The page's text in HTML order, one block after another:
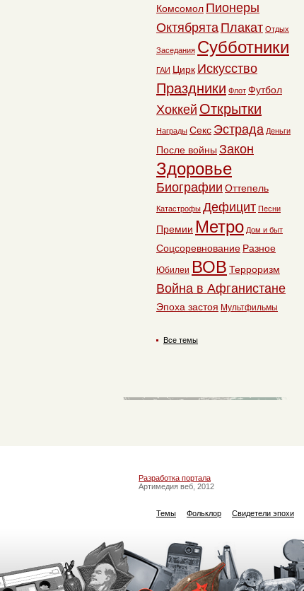
Комсомол Пионеры
Октябрята Плакат Отдых
Заседания Субботники
ГАИ Цирк Искусство
Праздники Флот Футбол
Хоккей Открытки
Награды Секс Эстрада Деньги
После войны Закон
Здоровье
Биографии Оттепель
Катастрофы Дефицит Песни
Премии Метро Дом и быт
Соцсоревнование Разное
Юбилеи ВОВ Терроризм
Война в Афганистане
Эпоха застоя Мультфильмы
Все темы
Разработка портала
Артимедия веб, 2012
Темы Фольклор Свидетели эпохи